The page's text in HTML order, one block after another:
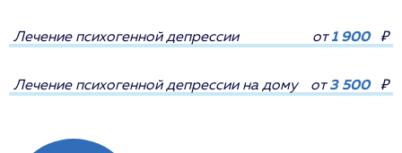
Лечение психогенной депрессии от1 900 ₽
Лечение психогенной депрессии на дому от3 500 ₽